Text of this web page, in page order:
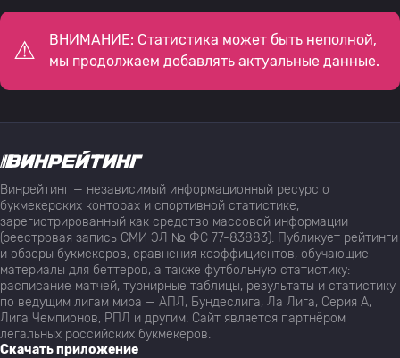
ВНИМАНИЕ: Статистика может быть неполной,
мы продолжаем добавлять актуальные данные.
Винрейтинг — независимый информационный ресурс о
букмекерских конторах и спортивной статистике,
зарегистрированный как средство массовой информации
(реестровая запись СМИ ЭЛ № ФС 77-83883). Публикует рейтинги
и обзоры букмекеров, сравнения коэффициентов, обучающие
материалы для беттеров, а также футбольную статистику:
расписание матчей, турнирные таблицы, результаты и статистику
по ведущим лигам мира — АПЛ, Бундеслига, Ла Лига, Серия А,
Лига Чемпионов, РПЛ и другим. Сайт является партнёром
легальных российских букмекеров.
Скачать приложение